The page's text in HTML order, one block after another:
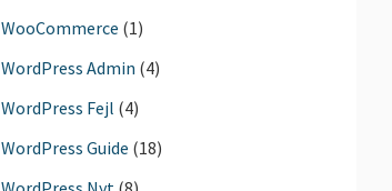
WooCommerce (1)
WordPress Admin (4)
WordPress Fejl (4)
WordPress Guide (18)